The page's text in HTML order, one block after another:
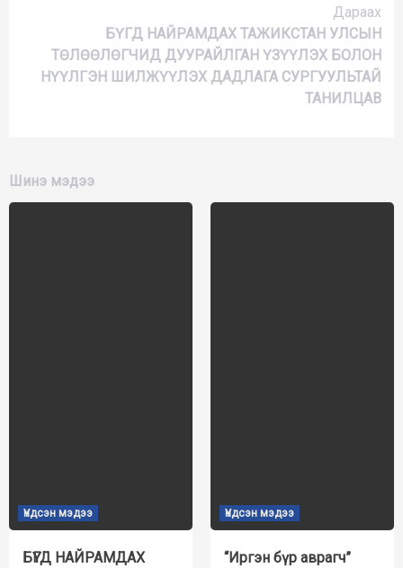
Дараах
БҮГД НАЙРАМДАХ ТАЖИКСТАН УЛСЫН
ТӨЛӨӨЛӨГЧИД ДУУРАЙЛГАН ҮЗҮҮЛЭХ БОЛОН
НҮҮЛГЭН ШИЛЖҮҮЛЭХ ДАДЛАГА СУРГУУЛЬТАЙ
ТАНИЛЦАВ
Шинэ мэдээ
Үндсэн мэдээ
БҮГД НАЙРАМДАХ
Үндсэн мэдээ
“Иргэн бүр аврагч”